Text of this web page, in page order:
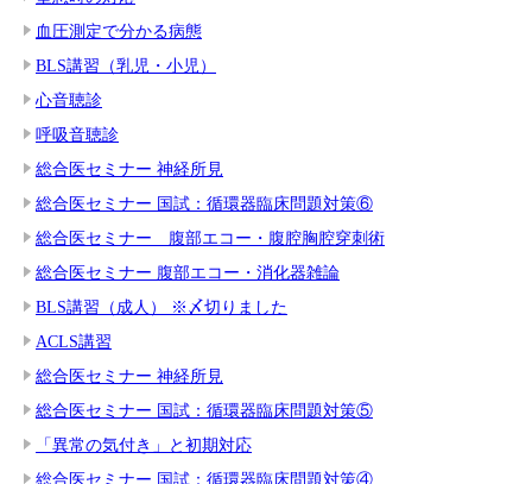
血圧測定で分かる病態
BLS講習（乳児・小児）
心音聴診
呼吸音聴診
総合医セミナー 神経所見
総合医セミナー 国試：循環器臨床問題対策⑥
総合医セミナー 腹部エコー・腹腔胸腔穿刺術
総合医セミナー 腹部エコー・消化器雑論
BLS講習（成人） ※〆切りました
ACLS講習
総合医セミナー 神経所見
総合医セミナー 国試：循環器臨床問題対策⑤
「異常の気付き」と初期対応
総合医セミナー 国試：循環器臨床問題対策④